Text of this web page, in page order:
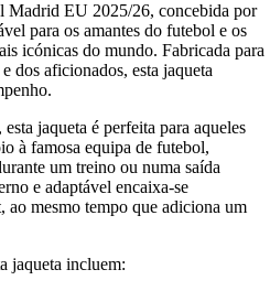
Madrid EU 2025/26, concebida por
para os amantes do futebol e os
icónicas do mundo. Fabricada para
dos aficionados, esta jaqueta
jaqueta é perfeita para aqueles
à famosa equipa de futebol,
um treino ou numa saída
e adaptável encaixa-se
ao mesmo tempo que adiciona um
jaqueta incluem: